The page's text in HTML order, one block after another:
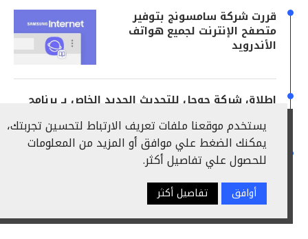
قررت شركة سامسونج بتوفير
متصفح الإنترنت لجميع هواتف
الأندرويد
إطلاق شركة جوجل للتحديث الجديد الخاص بـ برنامج
كيفية عمل رقم أمريكى على
تطبيق بريمو Primo بعد
التحديثات الأخيرة
يستخدم موقعنا ملفات تعريف الارتباط لتحسين تجربتك،
يمكنك الضغط علي موافق أو المزيد من المعلومات
للحصول علي تفاصيل أكثر.
أوافق تفاصيل أكثر